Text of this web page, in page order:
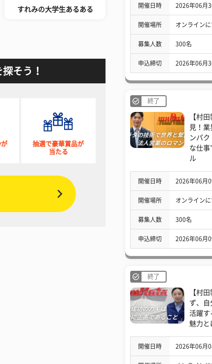
すれみの大学生あるある
そう！
が
抽選で豪華賞品が
当たる
開催日時 2026年06月
開催場所 オンライン
募集人数 300名
申込締切 2026年06月
終了
【村
見！業
ンパク
な仕事
ル
開催日時 2026年06月
開催場所 オンライン
募集人数 300名
申込締切 2026年06月
終了
【村
ず、自
活躍す
魅力と
開催日時 2026年06月